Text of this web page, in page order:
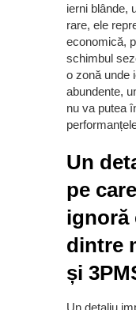
ierni blânde,
rare, ele
economică,
schimbul
o zonă unde
abundente,
nu va putea
Un
pe
ignoră
dintre
și
Un detaliu